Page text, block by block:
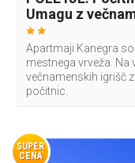
Umagu z
Apartmaji Kanegra
mestnega vrveža.
večnamenskih igrišč
počitnic.
SUPER
CENA